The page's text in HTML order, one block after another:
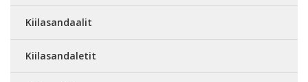
Kiilasandaalit
Kiilasandaletit